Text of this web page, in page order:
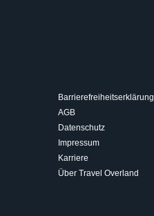
Barrierefreiheitserklärung
AGB
Datenschutz
Impressum
Karriere
Über Travel Overland